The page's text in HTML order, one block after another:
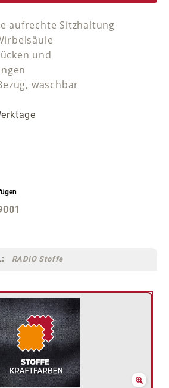
aufrechte Sitzhaltung
und
waschbar
RADIO Stoffe